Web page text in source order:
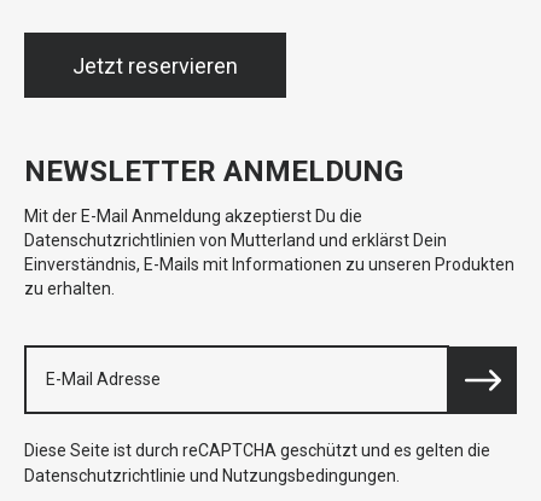
Jetzt reservieren
NEWSLETTER ANMELDUNG
Mit der E-Mail Anmeldung akzeptierst Du die
Datenschutzrichtlinien von Mutterland und erklärst Dein
Einverständnis, E-Mails mit Informationen zu unseren Produkten
zu erhalten.
Diese Seite ist durch reCAPTCHA geschützt und es gelten die
Datenschutzrichtlinie und Nutzungsbedingungen